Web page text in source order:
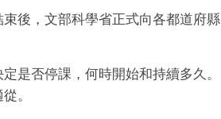
後，文部科學省正式向各都道府縣
是否停課，何時開始和持續多久。
。